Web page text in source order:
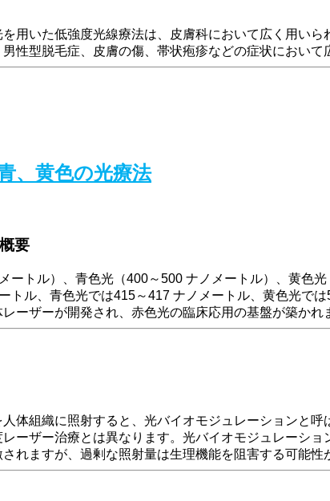
用いた低強度光線療法は、皮膚科において広く用い
性型脱毛症、皮膚の傷、帯状疱疹などの症状において
、黄色の光療法
要
ートル）、青色光（400～500 ナノメートル）、黄色
トル、青色光では415～417 ナノメートル、黄色光で
ーザーが開発され、赤色光の臨床応用の基盤が築かれ
体組織に照射すると、光バイオモジュレーションと
ーザー治療とは異なります。光バイオモジュレーシ
れますが、過剰な照射量は生理機能を阻害する可能